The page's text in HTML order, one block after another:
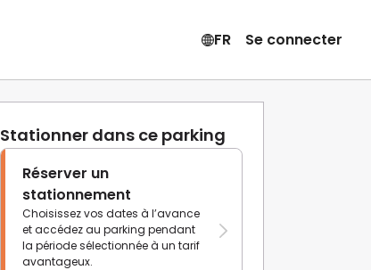
FR Se connecter
Stationner dans ce parking
Réserver un
stationnement
Choisissez vos dates à l’avance
et accédez au parking pendant
la période sélectionnée à un tarif
avantageux.